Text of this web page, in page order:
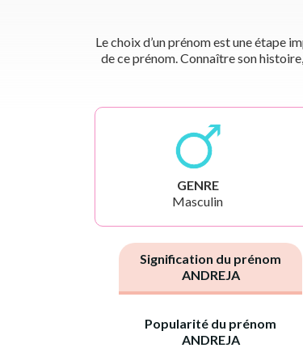
Le choix d’un prénom est une étape
de ce prénom. Connaître son
GENRE
Masculin
Signification du prénom
ANDREJA
Popularité du prénom
ANDREJA